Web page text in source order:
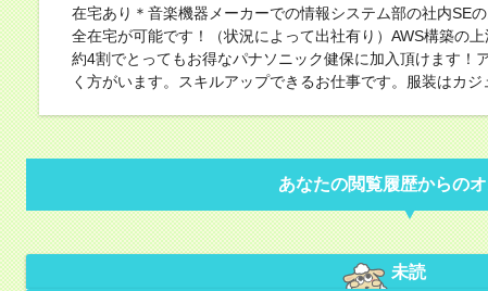
在宅あり＊音楽機器メーカーでの情報システム部の社内SE
全在宅が可能です！（状況によって出社有り）AWS構築の
約4割でとってもお得なパナソニック健保に加入頂けます！
く方がいます。スキルアップできるお仕事です。服装はカジ
あなたの閲覧履歴からの
未読